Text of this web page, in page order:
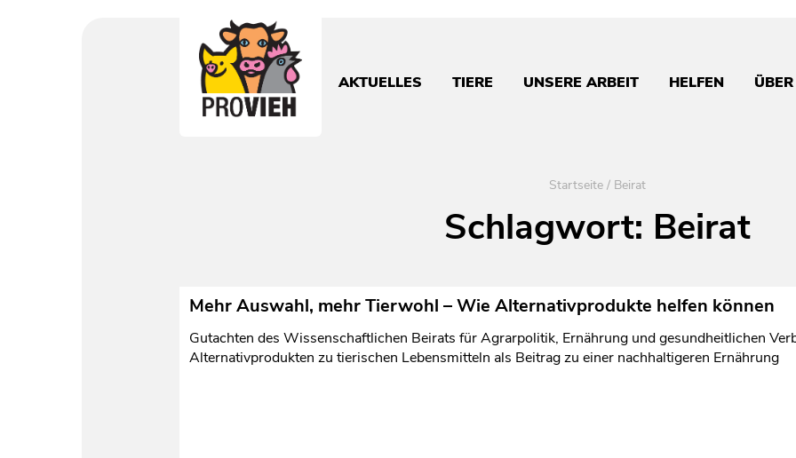
leben.AKTUELLES TIERE UNSERE ARBEIT HELFEN
Startseite/ Beirat
Schlagwort: Beirat
Mehr Auswahl, mehr Tierwohl – Wie Alternativprodukte helfen können
Gutachten des Wissenschaftlichen Beirats für Agrarpolitik, Ernährung und gesundheitlichen
Alternativprodukten zu tierischen Lebensmitteln als Beitrag zu einer nachhaltigeren Ernährung